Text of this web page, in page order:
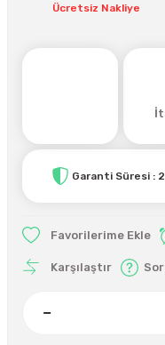
Ücretsiz Nakliye
Garanti Süresi :
Karşılaştır